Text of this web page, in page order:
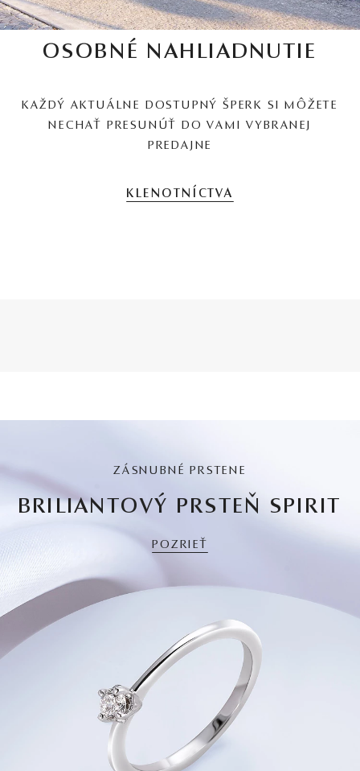
OSOBNÉ NAHLIADNUTIE
KAŽDÝ AKTUÁLNE DOSTUPNÝ ŠPERK SI MÔŽETE
NECHAŤ PRESUNÚŤ DO VAMI VYBRANEJ
PREDAJNE
KLENOTNÍCTVA
ZÁSNUBNÉ PRSTENE
BRILIANTOVÝ PRSTEŇ SPIRIT
POZRIEŤ